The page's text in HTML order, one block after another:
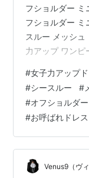
フショルダー ミ
フショルダー ミ
スルー メッシ
力アップ ワンピ
シュ リボンオフ
ュ＆リボンオフ
ガントさを兼ね
ッシュデザイン
venus9.net
#女子力アップ
#シースルー #
#オフショルダ
#お呼ばれドレス
Venus9（ヴ